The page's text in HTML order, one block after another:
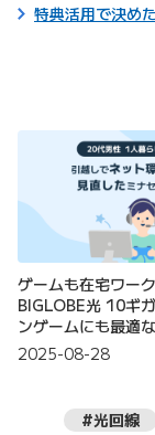
特典活用で決め
ゲームも在宅ワー
BIGLOBE光 10ギ
ンゲームにも最適
2025-08-28
#光回線